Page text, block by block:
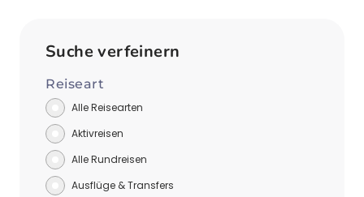
Suche verfeinern
Reiseart
Alle Reisearten
Aktivreisen
Alle Rundreisen
Ausflüge & Transfers